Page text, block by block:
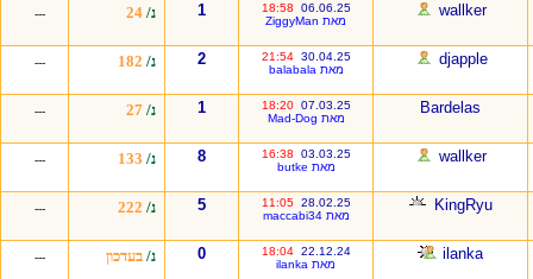
wallker
06.06.25
18:58
מאת ZiggyMan
1 נ/ ---
djapple
30.04.25
21:54
מאת balabala
2 נ/ ---
Bardelas
07.03.25
18:20
מאת Mad-Dog
1 נ/ ---
wallker
03.03.25
16:38
מאת butke
8 נ/ ---
KingRyu
28.02.25
11:05
מאת maccabi34
5 נ/ ---
ilanka
22.12.24
18:04
מאת ilanka
0 נ/ בעדכון ---